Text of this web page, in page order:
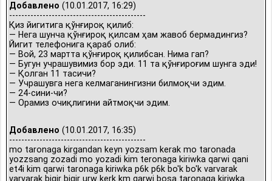
Добавлено (10.01.2017, 16:29)
---------------------------------------------
Қиз йигитига қўнғироқ қилиб:
— Нега шунча қўнғироқ қилсам ҳам жавоб бермадингиз?
Йигит телефонига қараб олиб:
— Вой, 23 мартта қўнғироқ қилибсан. Нима гап?
— Бугун учрашувимиз бор эди. 11 та қўнғироғим шунга эди!
— Қолган 11 тасичи?
— Учрашувга нега келмаганингизни билмоқчи эдим.
— 24-сини-чи?
— Орамиз очиқлигини айтмоқчи эдим.
Добавлено (10.01.2017, 16:35)
---------------------------------------------
mo taronaga kirgandan keyn yozsam kerak mo taronada
yozzsang zozadi mo yozadi kim teronaga kiriwka qarwi qani
et4i kim qarwi taronaga kiriwka p6k p6k bo'k bo'k varvarak
varvarak biqir biqir urw kerk km qarwi bosa taronaga kiriwka